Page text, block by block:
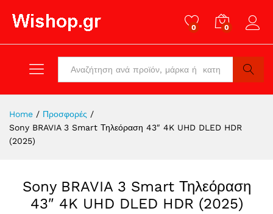
0 0
Search
Home / Προσφορές /
Sony BRAVIA 3 Smart Τηλεόραση 43″ 4K UHD DLED HDR
(2025)
Sony BRAVIA 3 Smart Τηλεόραση
43″ 4K UHD DLED HDR (2025)